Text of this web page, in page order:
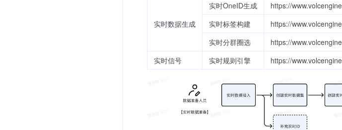
实时数据生成
实时OneID生成
https://
实时标签构建
https://
实时分群圈选
https://
实时信号
实时规则引擎 https://